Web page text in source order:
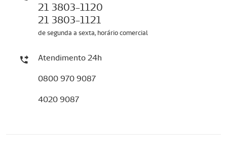
21 3803-1120
21 3803-1121
de segunda a sexta, horário comercial
Atendimento 24h
0800 970 9087
4020 9087